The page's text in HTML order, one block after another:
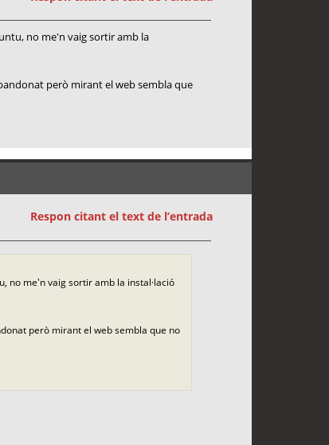
no me'n vaig sortir amb la
però mirant el web sembla que
Respon citant el text de l’entrada
no me'n vaig sortir amb la instal·lació
però mirant el web sembla que no